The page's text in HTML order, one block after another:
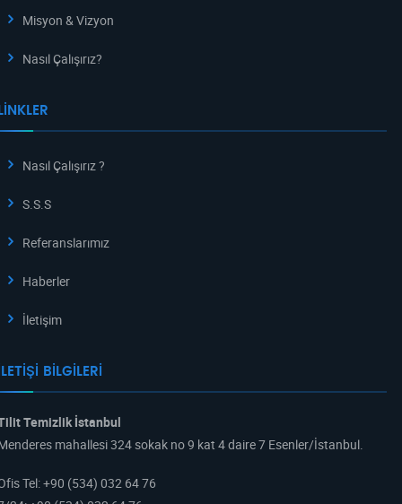
Misyon & Vizyon
Nasıl Çalışırız?
Nasıl Çalışırız ?
S.S.S
Referanslarımız
Haberler
İletişim
BILGILERI
Temizlik İstanbul
mahallesi 324 sokak no 9 kat 4 daire 7 Esenler/İstanbul.
Tel:+90 (534) 032 64 76